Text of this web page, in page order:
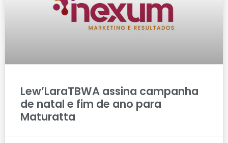
Lew’LaraTBWA assina campanha
de natal e fim de ano para
Maturatta